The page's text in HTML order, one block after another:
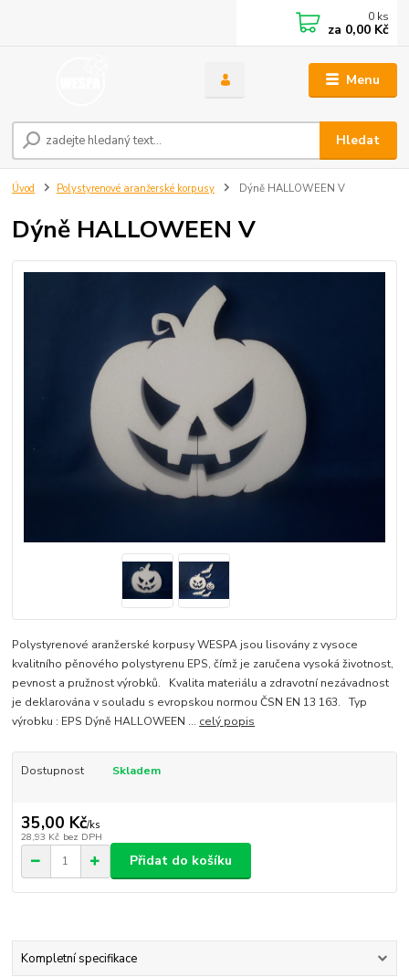
Menu
Hledat
0 ks
za 0,00 Kč
Úvod Polystyrenové aranžerské korpusy Dýně HALLOWEEN V
Dýně HALLOWEEN V
Polystyrenové aranžerské korpusy WESPA jsou lisovány z vysoce
kvalitního pěnového polystyrenu EPS, čímž je zaručena vysoká životnost,
pevnost a pružnost výrobků. Kvalita materiálu a zdravotní nezávadnost
je deklarována v souladu s evropskou normou ČSN EN 13 163. Typ
výrobku : EPS Dýně HALLOWEEN ... celý popis
Dostupnost Skladem
35,00 Kč/ks
28,93 Kč bez DPH
Přidat do košíku
Kompletní specifikace